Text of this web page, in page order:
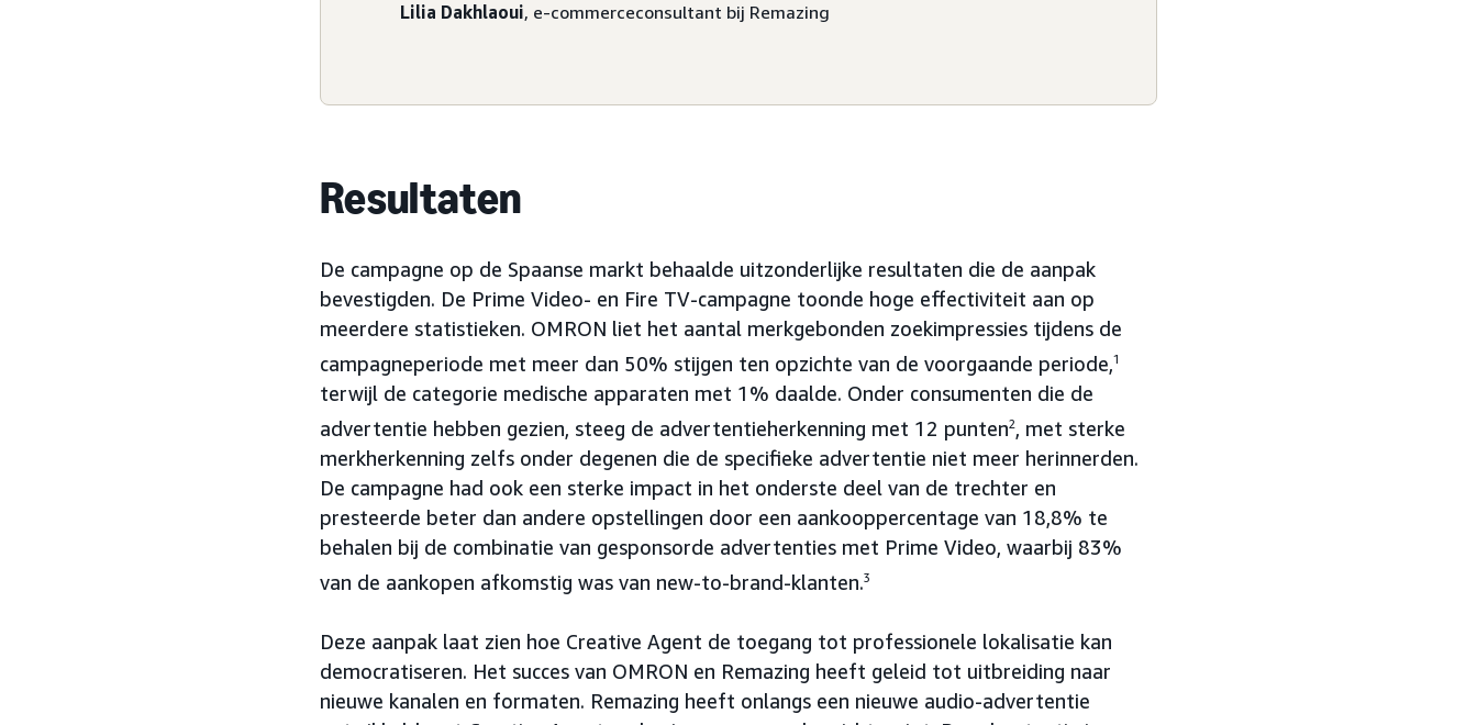
Lilia Dakhlaoui, e-commerceconsultant bij Remazing
Resultaten
De campagne op de Spaanse markt behaalde uitzonderlijke resultaten die de aanpak
bevestigden. De Prime Video- en Fire TV-campagne toonde hoge effectiviteit aan op
meerdere statistieken. OMRON liet het aantal merkgebonden zoekimpressies tijdens de
campagneperiode met meer dan 50% stijgen ten opzichte van de voorgaande periode,1
terwijl de categorie medische apparaten met 1% daalde. Onder consumenten die de
advertentie hebben gezien, steeg de advertentieherkenning met 12 punten2, met sterke
merkherkenning zelfs onder degenen die de specifieke advertentie niet meer herinnerden.
De campagne had ook een sterke impact in het onderste deel van de trechter en
presteerde beter dan andere opstellingen door een aankooppercentage van 18,8% te
behalen bij de combinatie van gesponsorde advertenties met Prime Video, waarbij 83%
van de aankopen afkomstig was van new-to-brand-klanten.3
Deze aanpak laat zien hoe Creative Agent de toegang tot professionele lokalisatie kan
democratiseren. Het succes van OMRON en Remazing heeft geleid tot uitbreiding naar
nieuwe kanalen en formaten. Remazing heeft onlangs een nieuwe audio-advertentie